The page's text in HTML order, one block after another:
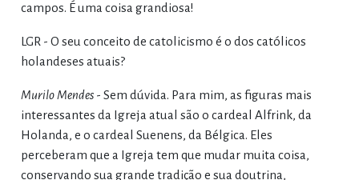
campos. É uma coisa grandiosa!
LGR - O seu conceito de catolicismo é o dos católicos
holandeses atuais?
Murilo Mendes - Sem dúvida. Para mim, as figuras mais
interessantes da Igreja atual são o cardeal Alfrink, da
Holanda, e o cardeal Suenens, da Bélgica. Eles
perceberam que a Igreja tem que mudar muita coisa,
conservando sua grande tradição e sua doutrina,